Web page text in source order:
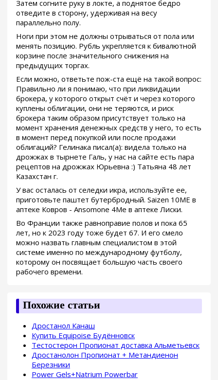
Затем согните руку в локте, а поднятое бедро
отведите в сторону, удерживая на весу
параллельно полу.
Ноги при этом не должны отрываться от пола или
менять позицию. Рубль укрепляется к бивалютной
корзине после значительного снижения на
предыдущих торгах.
Если можно, ответьте пож-ста ещё на такой вопрос:
Правильно ли я понимаю, что при ликвидации
брокера, у которого открыт счёт и через которого
куплены облигации, они не теряются, и риск
брокера таким образом присутствует только на
момент хранения денежных средств у него, то есть
в момент перед покупкой или после продажи
облигаций? Гелинака писал(а): видела только на
дрожжах в тырнете Галь, у нас на сайте есть пара
рецептов на дрожжах Юрьевна :) Татьяна 48 лет
Казахстан г.
У вас осталась от селедки икра, используйте ее,
приготовьте паштет бутербродный. Saizen 10ME в
аптеке Ковров - Ansomone 4Me в аптеке Лиски.
Во Франции также равноправие полов и пока 65
лет, но к 2023 году тоже будет 67. И его смело
можно назвать главным специалистом в этой
системе именно по международному футболу,
которому он посвящает большую часть своего
рабочего времени.
Похожие статьи
Дростанол Канаш
Купить Equipoise Будённовск
Тестостерон Пропионат доставка Альметьевск
Дростанолон Пропионат + Метандиенон
Березники
Power Gels+Natrium Powerbar